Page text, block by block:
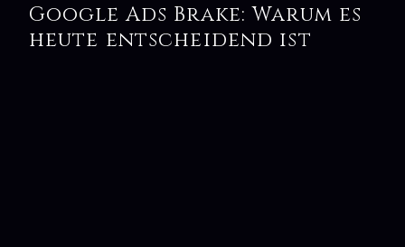
Google Ads Brake: Warum es
heute entscheidend ist